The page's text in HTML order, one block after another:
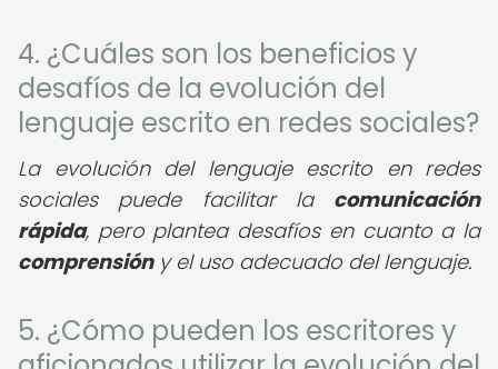
4. ¿Cuáles son los beneficios y
desafíos de la evolución del
lenguaje escrito en redes sociales?
La evolución del lenguaje escrito en redes
sociales puede facilitar la comunicación
rápida, pero plantea desafíos en cuanto a la
comprensióny el uso adecuado del lenguaje.
5. ¿Cómo pueden los escritores y